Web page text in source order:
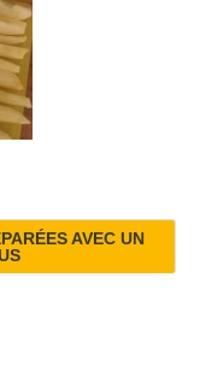
AVEC UN